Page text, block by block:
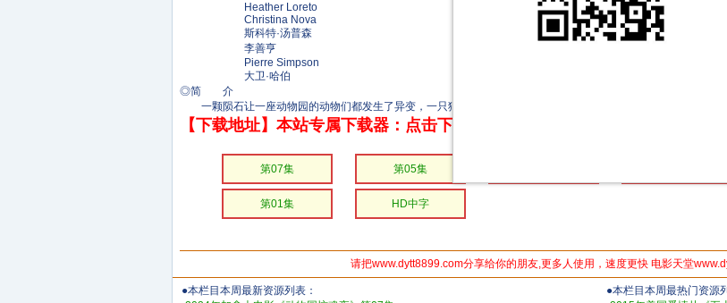
Heather Loreto
Christina Nova
斯科特·汤普森
李善亨
Pierre Simpson
大卫·哈伯
◎简 介
一颗陨石让一座动物园的动物们都发生了异变，一只狼和一只山猫将联手将动物园从异变动物的领袖手中解救出
【下载地址】本站专属下载器：点击下方链接 即可享受高速下载和在线播放
第07集 第05集
第01集 HD中字
请把www.dytt8899.com分享给你的朋友,更多人使用，速度更快 电影天堂
●本栏目本周最新资源列表：
●本栏目本周最热门资源